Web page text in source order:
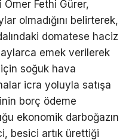
Fethi Gürer,
olmadığını belirterek,
domatese haciz
emek verilerek
soğuk hava
icra yoluyla satışa
borç ödeme
ekonomik darboğazın
besici artık ürettiği